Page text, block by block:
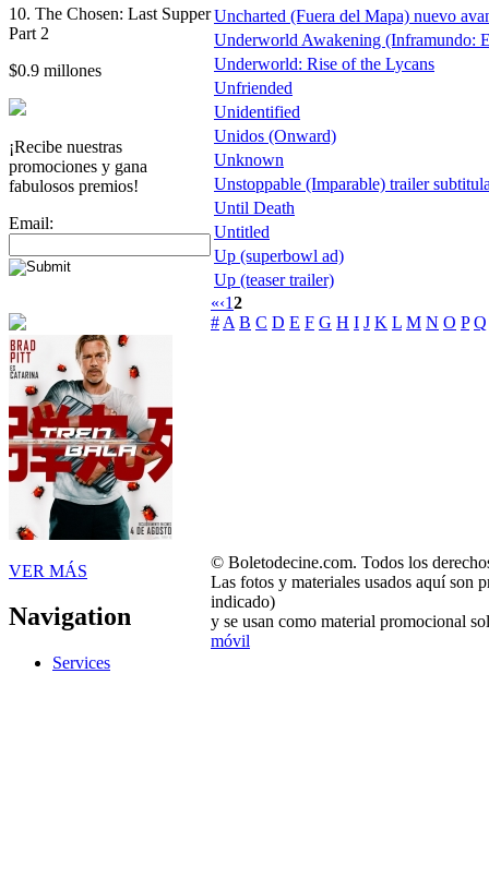
10. The Chosen: Last Supper
Part 2
$0.9 millones
¡Recibe nuestras
promociones y gana
fabulosos premios!
Email:
VER MÁS
Navigation
Services
Uncharted (Fuera del Mapa) nuevo
Underworld Awakening (Inframundo:
Underworld: Rise of the Lycans
Unfriended
Unidentified
Unidos (Onward)
Unknown
Unstoppable (Imparable) trailer
Until Death
Untitled
Up (superbowl ad)
Up (teaser trailer)
«‹12
#A B C D E F G H I J K L M N O P Q
© Boletodecine.com. Todos los
Las fotos y materiales usados aquí son
indicado)
y se usan como material promocional
móvil